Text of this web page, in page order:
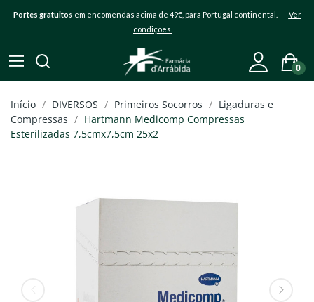
Portes gratuitos em encomendas acima de 49€, para Portugal continental. Ver
condições.
0
Início DIVERSOS Primeiros Socorros
Ligaduras e
Compressas
Hartmann Medicomp Compressas
Esterilizadas 7,5cmx7,5cm 25x2